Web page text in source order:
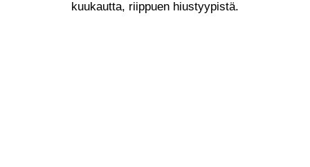
kuukautta, riippuen hiustyypistä.